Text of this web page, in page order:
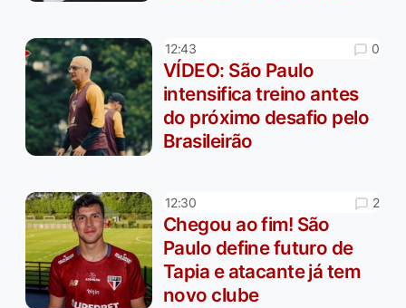
12:43 0
VÍDEO: São Paulo
intensifica treino antes
do próximo desafio pelo
Brasileirão
12:30 2
Chegou ao fim! São
Paulo define futuro de
Tapia e atacante já tem
novo clube